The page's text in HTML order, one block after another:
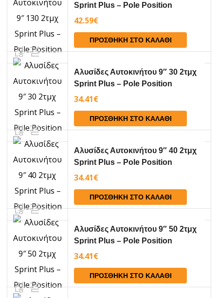
Sprint Plus – Pole Position
42.59€
ΠΡΟΣΘΉΚΗ ΣΤΟ ΚΑΛΆΘΙ
Aλυσίδες Αυτοκινήτου 9″ 30 2τμχ
Sprint Plus – Pole Position
34.41€
ΠΡΟΣΘΉΚΗ ΣΤΟ ΚΑΛΆΘΙ
Aλυσίδες Αυτοκινήτου 9″ 40 2τμχ
Sprint Plus – Pole Position
34.41€
ΠΡΟΣΘΉΚΗ ΣΤΟ ΚΑΛΆΘΙ
Aλυσίδες Αυτοκινήτου 9″ 50 2τμχ
Sprint Plus – Pole Position
34.41€
ΠΡΟΣΘΉΚΗ ΣΤΟ ΚΑΛΆΘΙ